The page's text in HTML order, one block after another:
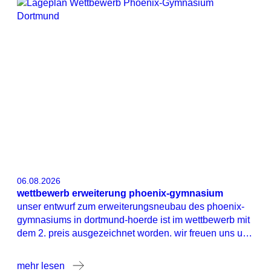
06.08.2026
wettbewerb erweiterung phoenix-gymnasium
unser entwurf zum erweiterungsneubau des phoenix-
gymnasiums in dortmund-hoerde ist im wettbewerb mit
dem 2. preis ausgezeichnet worden. wir freuen uns und
mehr lesen